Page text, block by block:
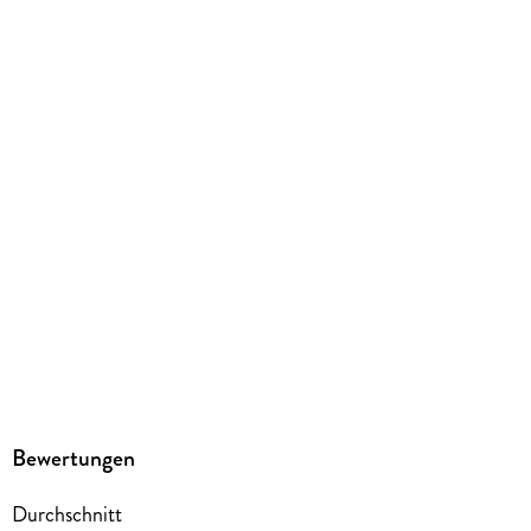
Bewertungen
Durchschnitt